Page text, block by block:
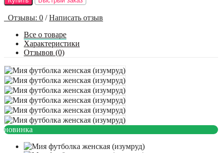
Отзывы: 0 / Написать отзыв
Все о товаре
Характеристики
Отзывов (0)
новинка